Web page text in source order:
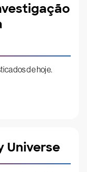
de hoje.
Universe